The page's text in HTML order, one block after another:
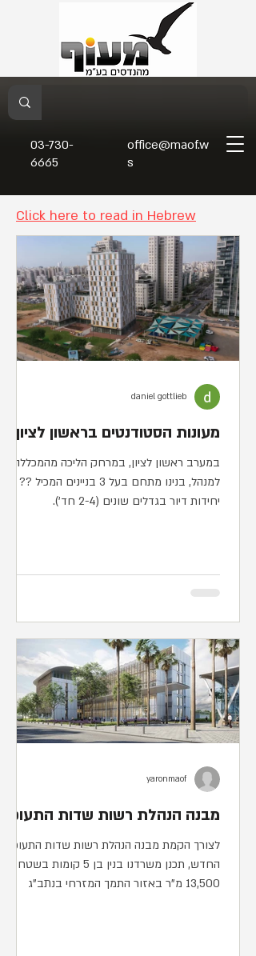
03-730-
6665
office@maof.w
s
Click here to read in Hebrew
מעונות הסטודנטים בראשון לציון
במערב ראשון לציון, במרחק הליכה מהמכללה
למנהל, בנינו מתחם בעל 3 בניינים המכיל ??
יחידות דיור בגדלים שונים (2-4 חד').
daniel gottlieb
מבנה הנהלת רשות שדות התעופה
לצורך הקמת מבנה הנהלת רשות שדות התעופה
החדש, תכנן משרדנו בנין בן 5 קומות בשטח של
13,500 מ"ר באזור התמך המזרחי בנתב"ג
yaronmaof